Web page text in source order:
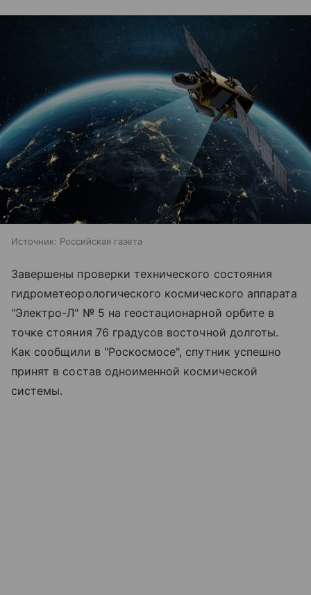
Источник: Российская газета
Завершены проверки технического состояния
гидрометеорологического космического аппарата
"Электро-Л" № 5 на геостационарной орбите в
точке стояния 76 градусов восточной долготы.
Как сообщили в "Роскосмосе", спутник успешно
принят в состав одноименной космической
системы.